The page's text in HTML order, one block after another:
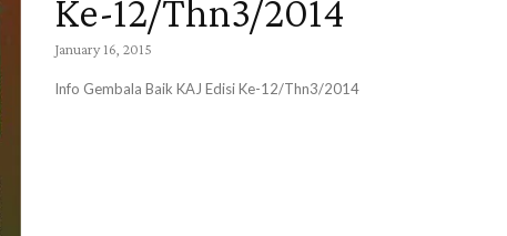
Ke-12/Thn3/2014
January 16, 2015
Info Gembala Baik KAJ Edisi Ke-12/Thn3/2014